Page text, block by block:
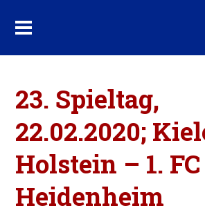
23. Spieltag,
22.02.2020;
Holstein – 1. FC
Heidenheim